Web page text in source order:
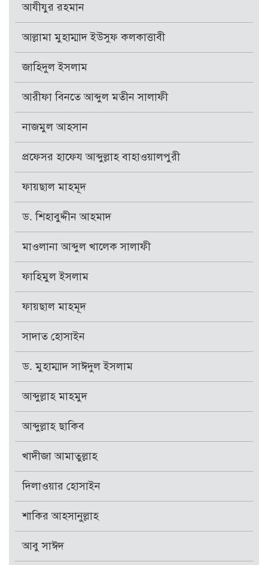
আযীযুর রহমান
আল্লামা মুহাম্মাদ ইউসুফ কলকাত্তাবী
জাহিদুল ইসলাম
আরীফা বিনতে আব্দুল মতীন সালাফী
নাজমুল আহসান
প্রফেসর হাফেয আব্দুল্লাহ বাহাওয়ালপুরী
ফায়ছাল মাহমূদ
ড. শিহাবুদ্দীন আহমাদ
মাওলানা আব্দুল খালেক সালাফী
ফাহিমুল ইসলাম
ফায়ছাল মাহমূদ
সাদাত হোসাইন
ড. মুহাম্মাদ সাঈদুল ইসলাম
আব্দুল্লাহ মাহমুদ
আব্দুল্লাহ ছাকিব
খাদীজা আমাতুল্লাহ
দিলাওয়ার হোসাইন
শাকির আহসানুল্লাহ
আবু সাঈদ